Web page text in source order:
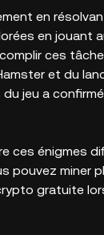
en
en jouant
ces
et du
jeu a
ces énigmes
pouvez miner
gratuite